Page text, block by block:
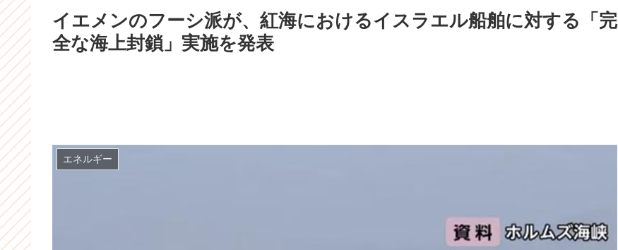
イエメンのフーシ派が、紅海におけるイスラエル船舶に対する「完
全な海上封鎖」実施を発表
エネルギー